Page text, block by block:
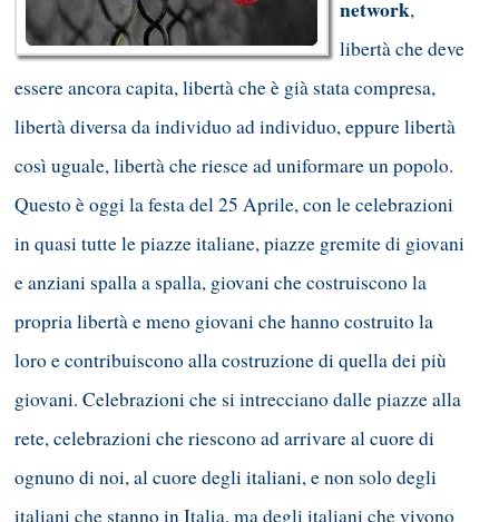
network,
libertà che deve
essere ancora capita, libertà che è già stata compresa,
libertà diversa da individuo ad individuo, eppure libertà
così uguale, libertà che riesce ad uniformare un popolo.
Questo è oggi la festa del 25 Aprile, con le celebrazioni
in quasi tutte le piazze italiane, piazze gremite di giovani
e anziani spalla a spalla, giovani che costruiscono la
propria libertà e meno giovani che hanno costruito la
loro e contribuiscono alla costruzione di quella dei più
giovani. Celebrazioni che si intrecciano dalle piazze alla
rete, celebrazioni che riescono ad arrivare al cuore di
ognuno di noi, al cuore degli italiani, e non solo degli
italiani che stanno in Italia, ma degli italiani che vivono